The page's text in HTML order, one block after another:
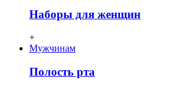
Наборы для женщин
+
Мужчинам
Полость рта